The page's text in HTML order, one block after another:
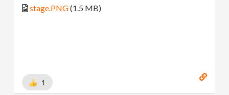
stage.PNG(1.5 MB)
1